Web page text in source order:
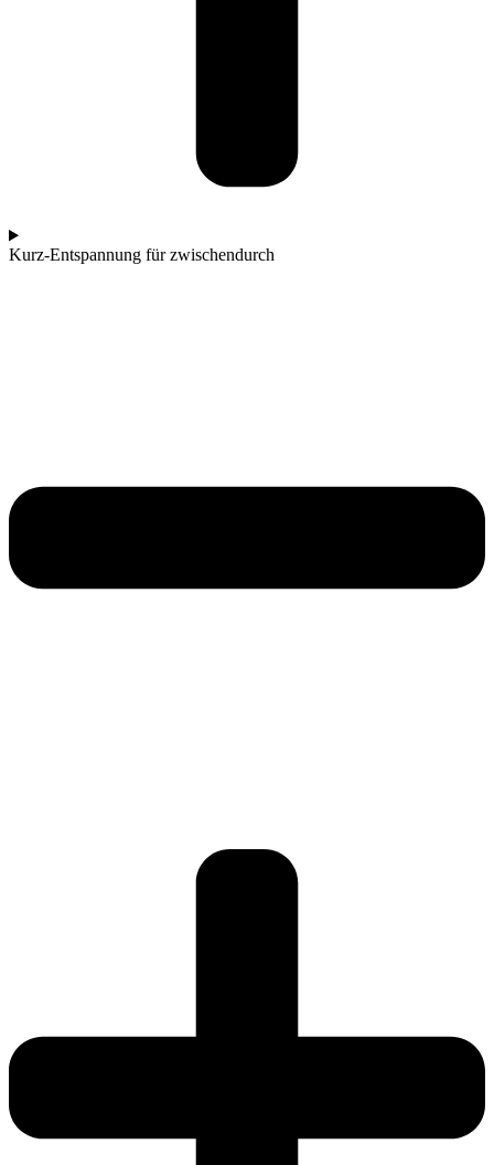
Kurz-Entspannung für zwischendurch